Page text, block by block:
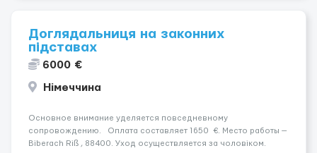
Доглядальниця на законних
підставах
6000 €
Німеччина
Основное внимание уделяется повседневному
сопровождению. Оплата составляет 1650 €. Место работы —
Biberach Riß , 88400. Уход осуществляется за чоловіком.